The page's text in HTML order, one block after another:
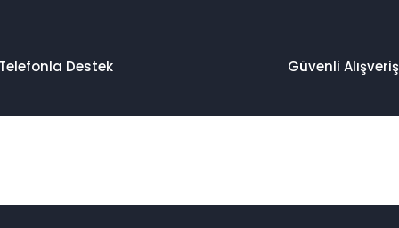
Telefonla Destek Güvenli Alışveriş